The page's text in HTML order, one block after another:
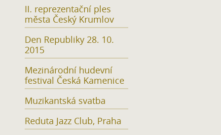
II. reprezentační ples
města Český Krumlov
Den Republiky 28. 10.
2015
Mezinárodní hudevní
festival Česká Kamenice
Muzikantská svatba
Reduta Jazz Club, Praha